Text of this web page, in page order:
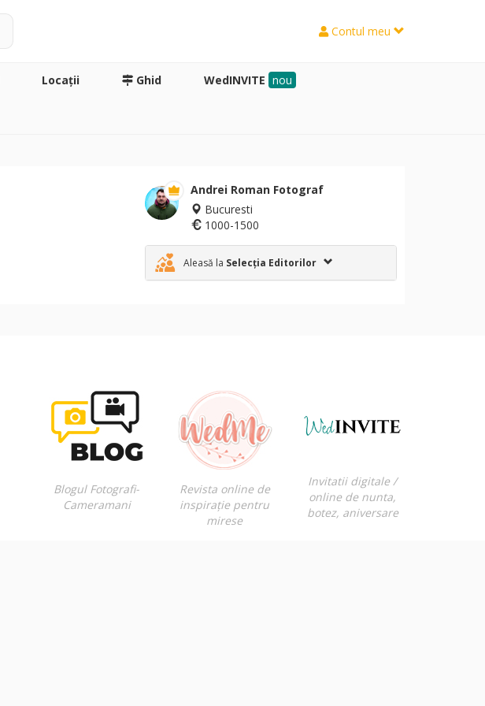
Contul meu
Locaţii Ghid WedINVITE nou
Andrei Roman Fotograf
Bucuresti
1000-1500
Aleasă la Selecția Editorilor
Blogul Fotografi-
Cameramani
Revista online de
inspirație pentru
mirese
Invitatii digitale /
online de nunta,
botez, aniversare